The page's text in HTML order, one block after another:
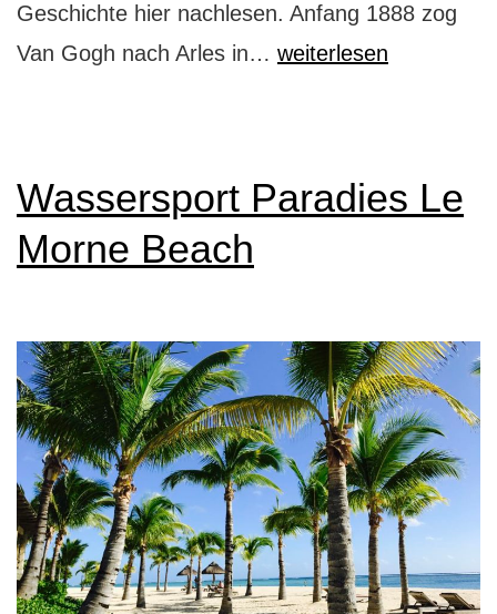
Geschichte hier nachlesen. Anfang 1888 zog
Van Gogh nach Arles in… Van
eine
weiterlesen
Wassersport Paradies Le
Morne Beach